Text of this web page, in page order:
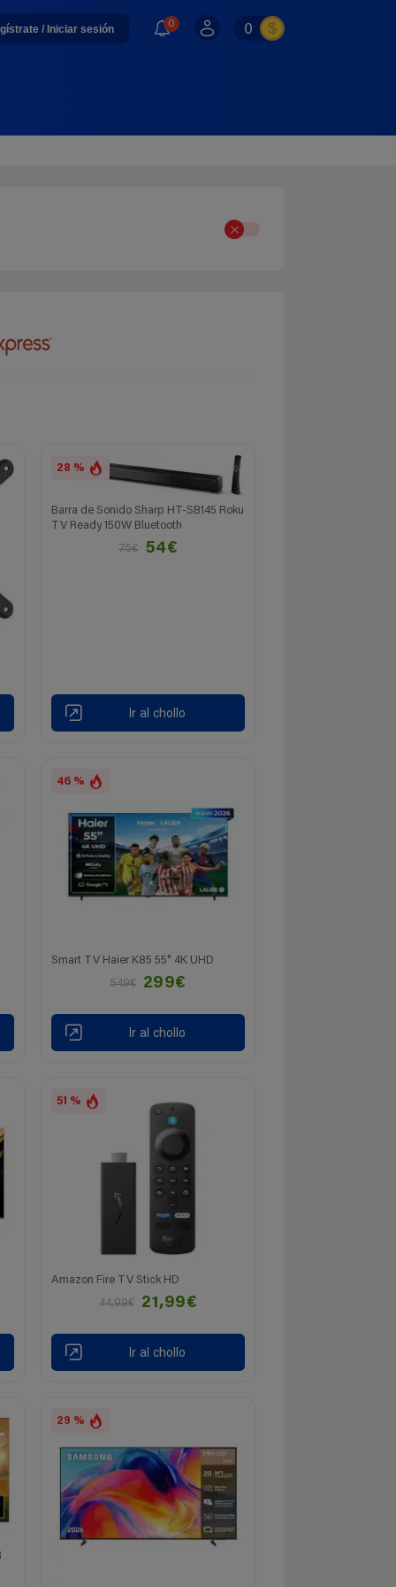
/ Iniciar sesión 0 0
28 %
Barra de Sonido Sharp HT-SB145 Roku
TV Ready 150W Bluetooth
75€
54€
Ir al chollo
46 %
Smart TV Haier K85 55" 4K UHD
549€
299€
Ir al chollo
51 %
Amazon Fire TV Stick HD
44,99€
21,99€
Ir al chollo
29 %